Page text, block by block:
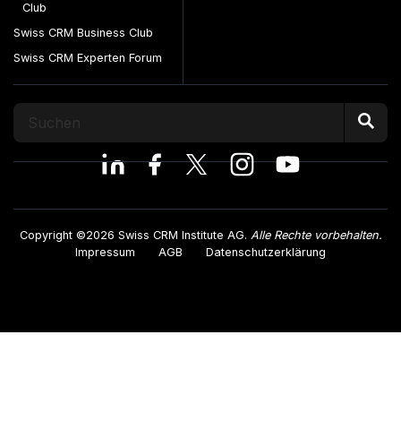
Club
Swiss CRM Business Club
Swiss CRM Experten Forum
Copyright ©2026 Swiss CRM Institute AG. Alle Rechte vorbehalten.
Impressum
AGB Datenschutzerklärung